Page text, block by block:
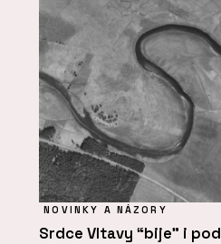
NOVINKY A NÁZORY
Srdce Vltavy “bije” i